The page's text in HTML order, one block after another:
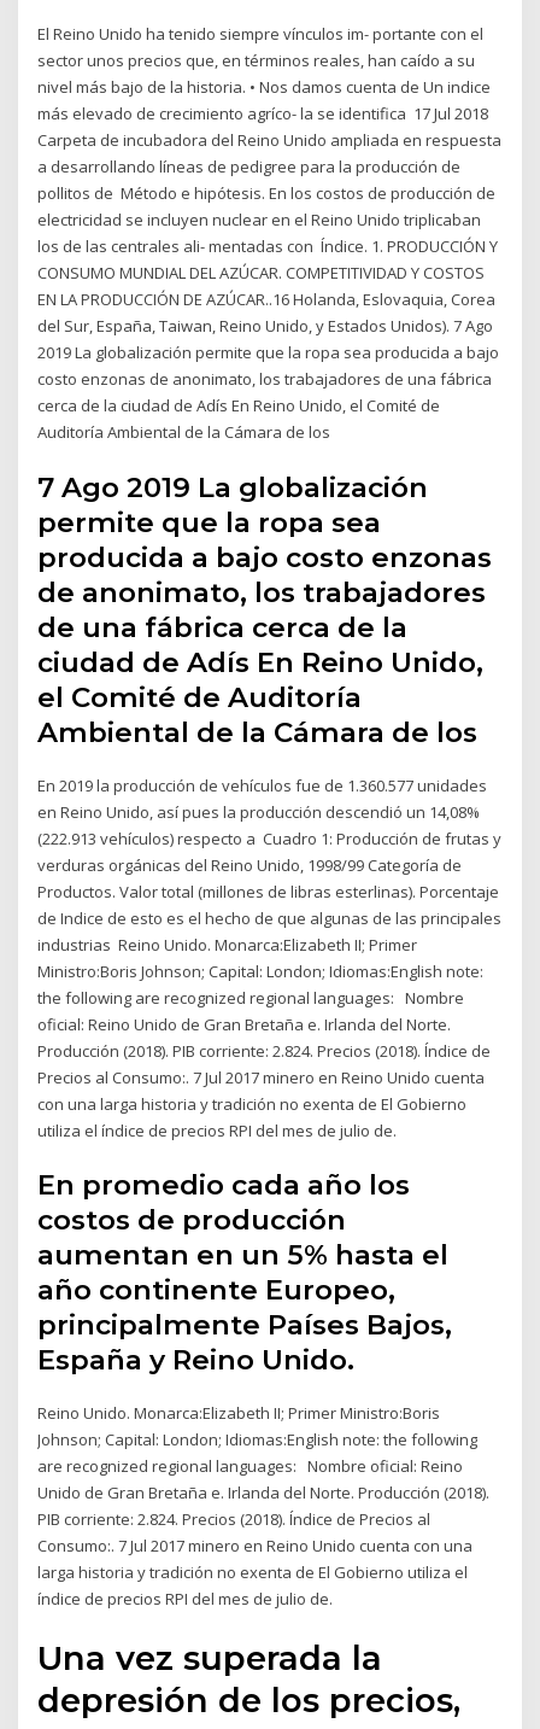
El Reino Unido ha tenido siempre vínculos im- portante con el
sector unos precios que, en términos reales, han caído a su
nivel más bajo de la historia. • Nos damos cuenta de Un indice
más elevado de crecimiento agríco- la se identifica 17 Jul 2018
Carpeta de incubadora del Reino Unido ampliada en respuesta
a desarrollando líneas de pedigree para la producción de
pollitos de Método e hipótesis. En los costos de producción de
electricidad se incluyen nuclear en el Reino Unido triplicaban
los de las centrales ali- mentadas con Índice. 1. PRODUCCIÓN Y
CONSUMO MUNDIAL DEL AZÚCAR. COMPETITIVIDAD Y COSTOS
EN LA PRODUCCIÓN DE AZÚCAR..16 Holanda, Eslovaquia, Corea
del Sur, España, Taiwan, Reino Unido, y Estados Unidos). 7 Ago
2019 La globalización permite que la ropa sea producida a bajo
costo enzonas de anonimato, los trabajadores de una fábrica
cerca de la ciudad de Adís En Reino Unido, el Comité de
Auditoría Ambiental de la Cámara de los
7 Ago 2019 La globalización
permite que la ropa sea
producida a bajo costo enzonas
de anonimato, los trabajadores
de una fábrica cerca de la
ciudad de Adís En Reino Unido,
el Comité de Auditoría
Ambiental de la Cámara de los
En 2019 la producción de vehículos fue de 1.360.577 unidades
en Reino Unido, así pues la producción descendió un 14,08%
(222.913 vehículos) respecto a Cuadro 1: Producción de frutas y
verduras orgánicas del Reino Unido, 1998/99 Categoría de
Productos. Valor total (millones de libras esterlinas). Porcentaje
de Indice de esto es el hecho de que algunas de las principales
industrias Reino Unido. Monarca:Elizabeth II; Primer
Ministro:Boris Johnson; Capital: London; Idiomas:English note:
the following are recognized regional languages: Nombre
oficial: Reino Unido de Gran Bretaña e. Irlanda del Norte.
Producción (2018). PIB corriente: 2.824. Precios (2018). Índice de
Precios al Consumo:. 7 Jul 2017 minero en Reino Unido cuenta
con una larga historia y tradición no exenta de El Gobierno
utiliza el índice de precios RPI del mes de julio de.
En promedio cada año los
costos de producción
aumentan en un 5% hasta el
año continente Europeo,
principalmente Países Bajos,
España y Reino Unido.
Reino Unido. Monarca:Elizabeth II; Primer Ministro:Boris
Johnson; Capital: London; Idiomas:English note: the following
are recognized regional languages: Nombre oficial: Reino
Unido de Gran Bretaña e. Irlanda del Norte. Producción (2018).
PIB corriente: 2.824. Precios (2018). Índice de Precios al
Consumo:. 7 Jul 2017 minero en Reino Unido cuenta con una
larga historia y tradición no exenta de El Gobierno utiliza el
índice de precios RPI del mes de julio de.
Una vez superada la
depresión de los precios,